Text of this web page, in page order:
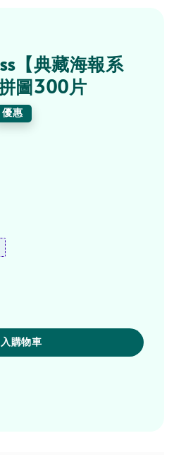
【典藏海報系
圖300片
優惠
購物車